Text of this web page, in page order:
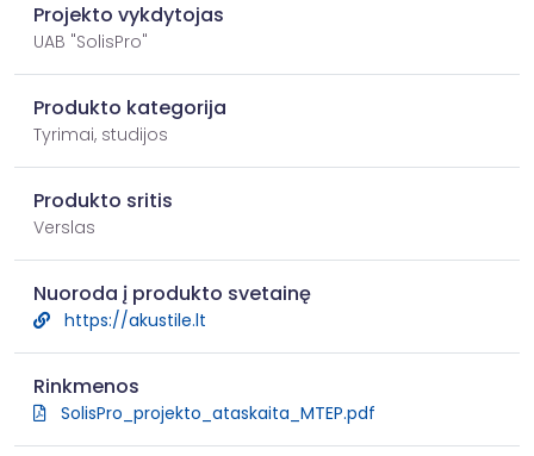
Projekto vykdytojas
UAB "SolisPro"
Produkto kategorija
Tyrimai, studijos
Produkto sritis
Verslas
Nuoroda į produkto svetainę
https://akustile.lt
Rinkmenos
SolisPro_projekto_ataskaita_MTEP.pdf